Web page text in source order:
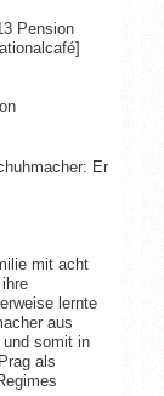
Pension
Er
mit acht
lernte
aus
somit in
als